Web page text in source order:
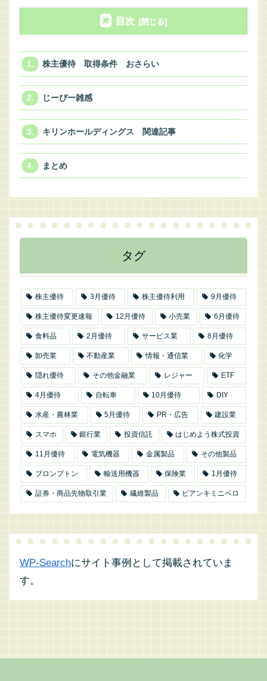
目次
株主優待 取得条件 おさらい
じーぴー雑感
キリンホールディングス 関連記事
まとめ
タグ
株主優待 3月優待 株主優待利用 9月優待
株主優待変更速報 12月優待 小売業 6月優待
食料品 2月優待 サービス業 8月優待
卸売業 不動産業 情報・通信業 化学
隠れ優待 その他金融業 レジャー ETF
4月優待 自転車 10月優待 DIY
水産・農林業 5月優待 PR・広告 建設業
スマホ 銀行業 投資信託 はじめよう株式投資
11月優待 電気機器 金属製品 その他製品
ブロンプトン 輸送用機器 保険業 1月優待
証券・商品先物取引業 繊維製品 ビアンキミニベロ
WP-Searchにサイト事例として掲載されていま
す。